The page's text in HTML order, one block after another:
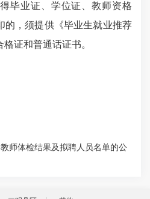
毕业证、学位证、教师资格
的，须提供《毕业生就业推荐
证和普通话证书。
师体检结果及拟聘人员名单的公